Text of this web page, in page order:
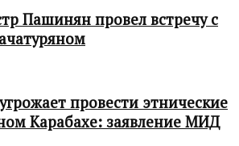
Пашинян провел встречу с
провести этнические
Карабахе: заявление МИД